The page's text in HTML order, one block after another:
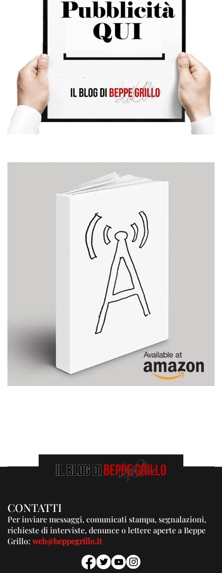
CONTATTI
Per inviare messaggi, comunicati stampa, segnalazioni,
richieste di interviste, denunce o lettere aperte a Beppe
Grillo:web@beppegrillo.it